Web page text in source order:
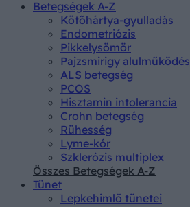
Betegségek A-Z
Kötőhártya-gyulladás
Endometriózis
Pikkelysömör
Pajzsmirigy alulműködés
ALS betegség
PCOS
Hisztamin intolerancia
Crohn betegség
Rühesség
Lyme-kór
Szklerózis multiplex
Összes Betegségek A-Z
Tünet
Lepkehimlő tünetei